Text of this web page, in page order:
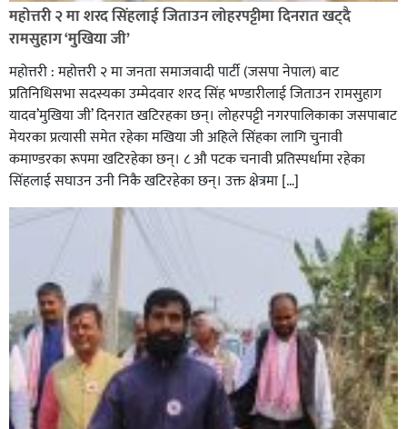
सिराहाको औरहीमा जेन-जी भेला सम्पन्न
महोत्तरी २ मा शरद सिंहलाई जिताउन लोहरपट्टीमा दिनरात खट्दै
रामसुहाग ‘मुखिया जी’
महोत्तरी : महोत्तरी २ मा जनता समाजवादी पार्टी (जसपा नेपाल) बाट
प्रतिनिधिसभा सदस्यका उम्मेदवार शरद सिंह भण्डारीलाई जिताउन रामसुहाग
यादव’मुखिया जी’ दिनरात खटिरहका छन्। लोहरपट्टी नगरपालिकाका जसपाबाट
मेयरका प्रत्यासी समेत रहेका मखिया जी अहिले सिंहका लागि चुनावी
कमाण्डरका रूपमा खटिरहेका छन्। ८ औ पटक चनावी प्रतिस्पर्धामा रहेका
सिंहलाई सघाउन उनी निकै खटिरहेका छन्। उक्त क्षेत्रमा […]